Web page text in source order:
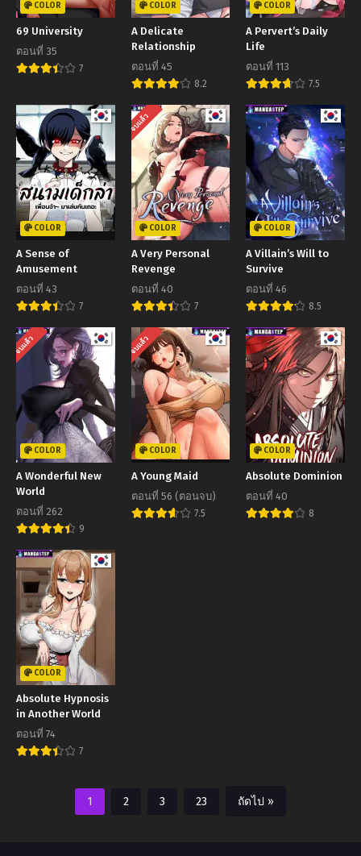
COLOR
69 University
ตอนที่ 35
7
COLOR
A Delicate
Relationship
ตอนที่ 45
8.2
COLOR
A Pervert’s Daily
Life
ตอนที่ 113
7.5
COLOR
A Sense of
Amusement
ตอนที่ 43
7
จบแล้ว
COLOR
A Very Personal
Revenge
ตอนที่ 40
7
COLOR
A Villain’s Will to
Survive
ตอนที่ 46
8.5
จบแล้ว
COLOR
A Wonderful New
World
ตอนที่ 262
9
จบแล้ว
COLOR
A Young Maid
ตอนที่ 56 (ตอนจบ)
7.5
COLOR
Absolute Dominion
ตอนที่ 40
8
COLOR
Absolute Hypnosis
in Another World
ตอนที่ 74
7
1 2 3 23 ถัดไป »